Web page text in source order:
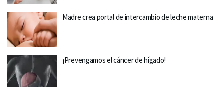
Madre crea portal de intercambio de leche materna
¡Prevengamos el cáncer de hígado!